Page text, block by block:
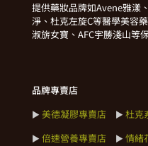
提供藥妝品牌如Avene雅漾
淨、杜克左旋C等醫學美容
淑旂女寶、AFC宇勝淺山等
品牌專賣店
► 美德凝膠專賣店 ► 杜克
► 倍速營養專賣店 ► 情緒